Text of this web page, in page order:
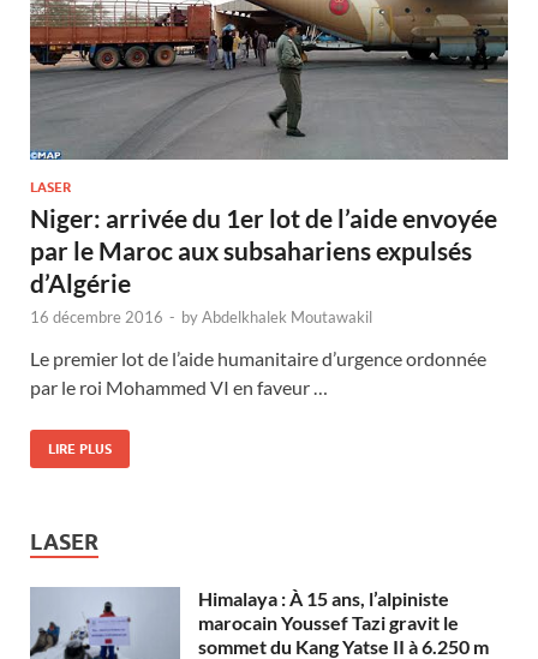
LASER
Niger: arrivée du 1er lot de l’aide envoyée
par le Maroc aux subsahariens expulsés
d’Algérie
16 décembre 2016 - byAbdelkhalek Moutawakil
Le premier lot de l’aide humanitaire d’urgence ordonnée
par le roi Mohammed VI en faveur …
LIRE PLUS
LASER
Himalaya : À 15 ans, l’alpiniste
marocain Youssef Tazi gravit le
sommet du Kang Yatse II à 6.250 m